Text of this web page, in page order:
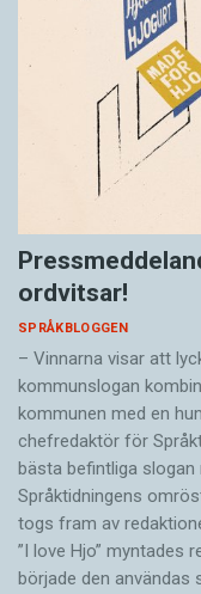
ordvitsar!
SPRÅKBLOGGEN
– Vinnarna visar att
kommunslogan
kommunen med en
chefredaktör för
bästa befintliga
Språktidningens
togs fram av
”I love Hjo” myntades
började den